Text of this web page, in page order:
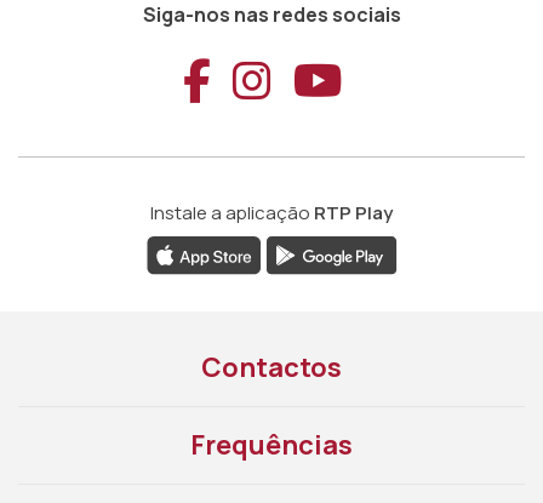
Siga-nos nas redes sociais
Aceder ao
Aceder ao
Aceder
Instale a aplicação RTP Play
Contactos
Frequências